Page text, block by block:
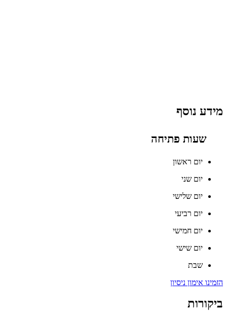
מידע נוסף
שעות פתיחה
יום ראשון
יום שני
יום שלישי
יום רביעי
יום חמישי
יום שישי
שבת
הזמינו אימון ניסיון
ביקורות